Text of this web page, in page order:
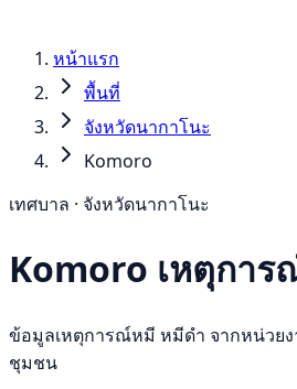
หน้าแรก
พื้นที่
จังหวัดนากาโนะ
Komoro
เทศบาล · จังหวัดนากาโนะ
Komoro เหตุการ
ข้อมูลเหตุการณ์หมี หมีดำ จากหน่วยง
ชุมชน